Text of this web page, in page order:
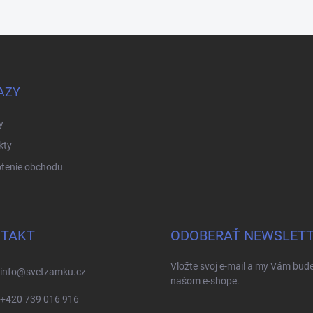
obchodu
info@svetzamku.cz
+420 739 016 916
ODOBERAŤ
Vložte svoj e-mail a my Vám
našom e-shope.